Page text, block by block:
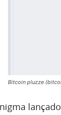
Bitcoin pluzze